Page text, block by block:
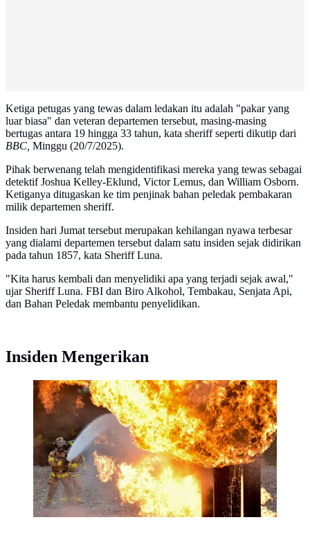
Ketiga petugas yang tewas dalam ledakan itu adalah "pakar yang
luar biasa" dan veteran departemen tersebut, masing-masing
bertugas antara 19 hingga 33 tahun, kata sheriff seperti dikutip dari
BBC, Minggu (20/7/2025).
Pihak berwenang telah mengidentifikasi mereka yang tewas sebagai
detektif Joshua Kelley-Eklund, Victor Lemus, dan William Osborn.
Ketiganya ditugaskan ke tim penjinak bahan peledak pembakaran
milik departemen sheriff.
Insiden hari Jumat tersebut merupakan kehilangan nyawa terbesar
yang dialami departemen tersebut dalam satu insiden sejak didirikan
pada tahun 1857, kata Sheriff Luna.
"Kita harus kembali dan menyelidiki apa yang terjadi sejak awal,"
ujar Sheriff Luna. FBI dan Biro Alkohol, Tembakau, Senjata Api,
dan Bahan Peledak membantu penyelidikan.
Insiden Mengerikan
Ilustrasi Ledakan. (Pixabay/Pexels)